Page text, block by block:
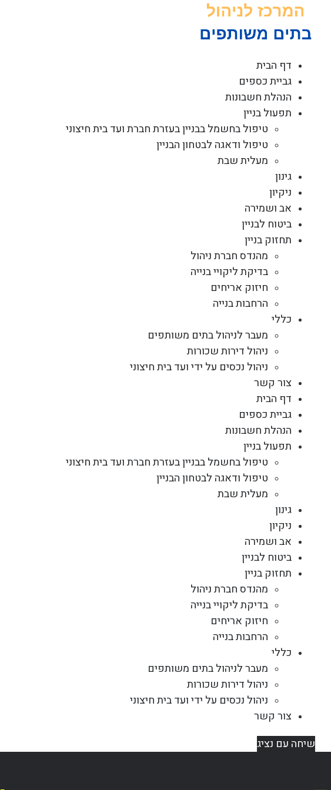
דף הבית
גביית כספים
הנהלת חשבונות
תפעול בניין
טיפול בחשמל בבניין בעזרת חברת ועד בית חיצוני
טיפול ודאגה לבטחון הבניין
מעלית שבת
גינון
ניקיון
אב ושמירה
ביטוח לבניין
תחזוק בניין
מהנדס חברת ניהול
בדיקת ליקויי בנייה
חיזוק אריחים
הרחבות בנייה
כללי
מעבר לניהול בתים משותפים
ניהול דירות שכורות
ניהול נכסים על ידי ועד בית חיצוני
צור קשר
דף הבית
גביית כספים
הנהלת חשבונות
תפעול בניין
טיפול בחשמל בבניין בעזרת חברת ועד בית חיצוני
טיפול ודאגה לבטחון הבניין
מעלית שבת
גינון
ניקיון
אב ושמירה
ביטוח לבניין
תחזוק בניין
מהנדס חברת ניהול
בדיקת ליקויי בנייה
חיזוק אריחים
הרחבות בנייה
כללי
מעבר לניהול בתים משותפים
ניהול דירות שכורות
ניהול נכסים על ידי ועד בית חיצוני
צור קשר
שיחה עם נציג